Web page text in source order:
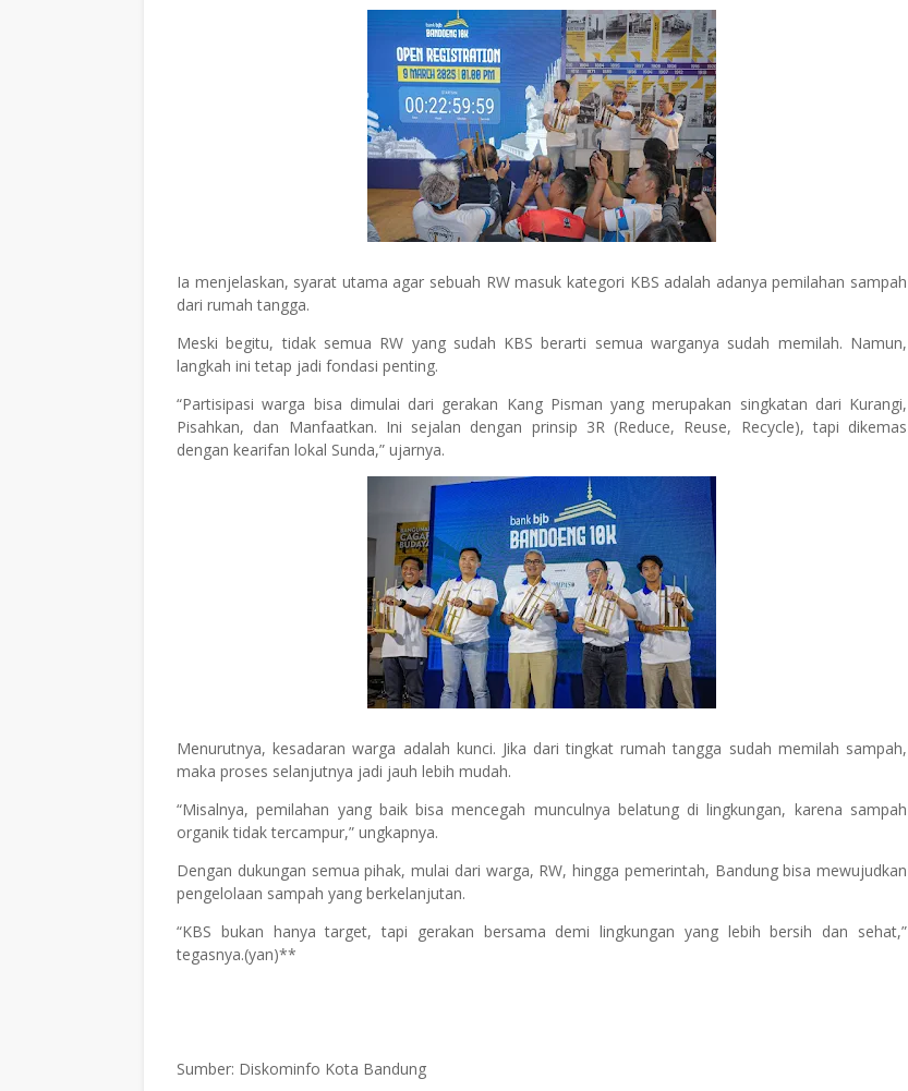
Ia menjelaskan, syarat utama agar sebuah RW masuk kategori KBS adalah adanya pemilahan sampah
dari rumah tangga.
Meski begitu, tidak semua RW yang sudah KBS berarti semua warganya sudah memilah. Namun,
langkah ini tetap jadi fondasi penting.
“Partisipasi warga bisa dimulai dari gerakan Kang Pisman yang merupakan singkatan dari Kurangi,
Pisahkan, dan Manfaatkan. Ini sejalan dengan prinsip 3R (Reduce, Reuse, Recycle), tapi dikemas
dengan kearifan lokal Sunda,” ujarnya.
Menurutnya, kesadaran warga adalah kunci. Jika dari tingkat rumah tangga sudah memilah sampah,
maka proses selanjutnya jadi jauh lebih mudah.
“Misalnya, pemilahan yang baik bisa mencegah munculnya belatung di lingkungan, karena sampah
organik tidak tercampur,” ungkapnya.
Dengan dukungan semua pihak, mulai dari warga, RW, hingga pemerintah, Bandung bisa mewujudkan
pengelolaan sampah yang berkelanjutan.
“KBS bukan hanya target, tapi gerakan bersama demi lingkungan yang lebih bersih dan sehat,”
tegasnya.(yan)**
Sumber: Diskominfo Kota Bandung